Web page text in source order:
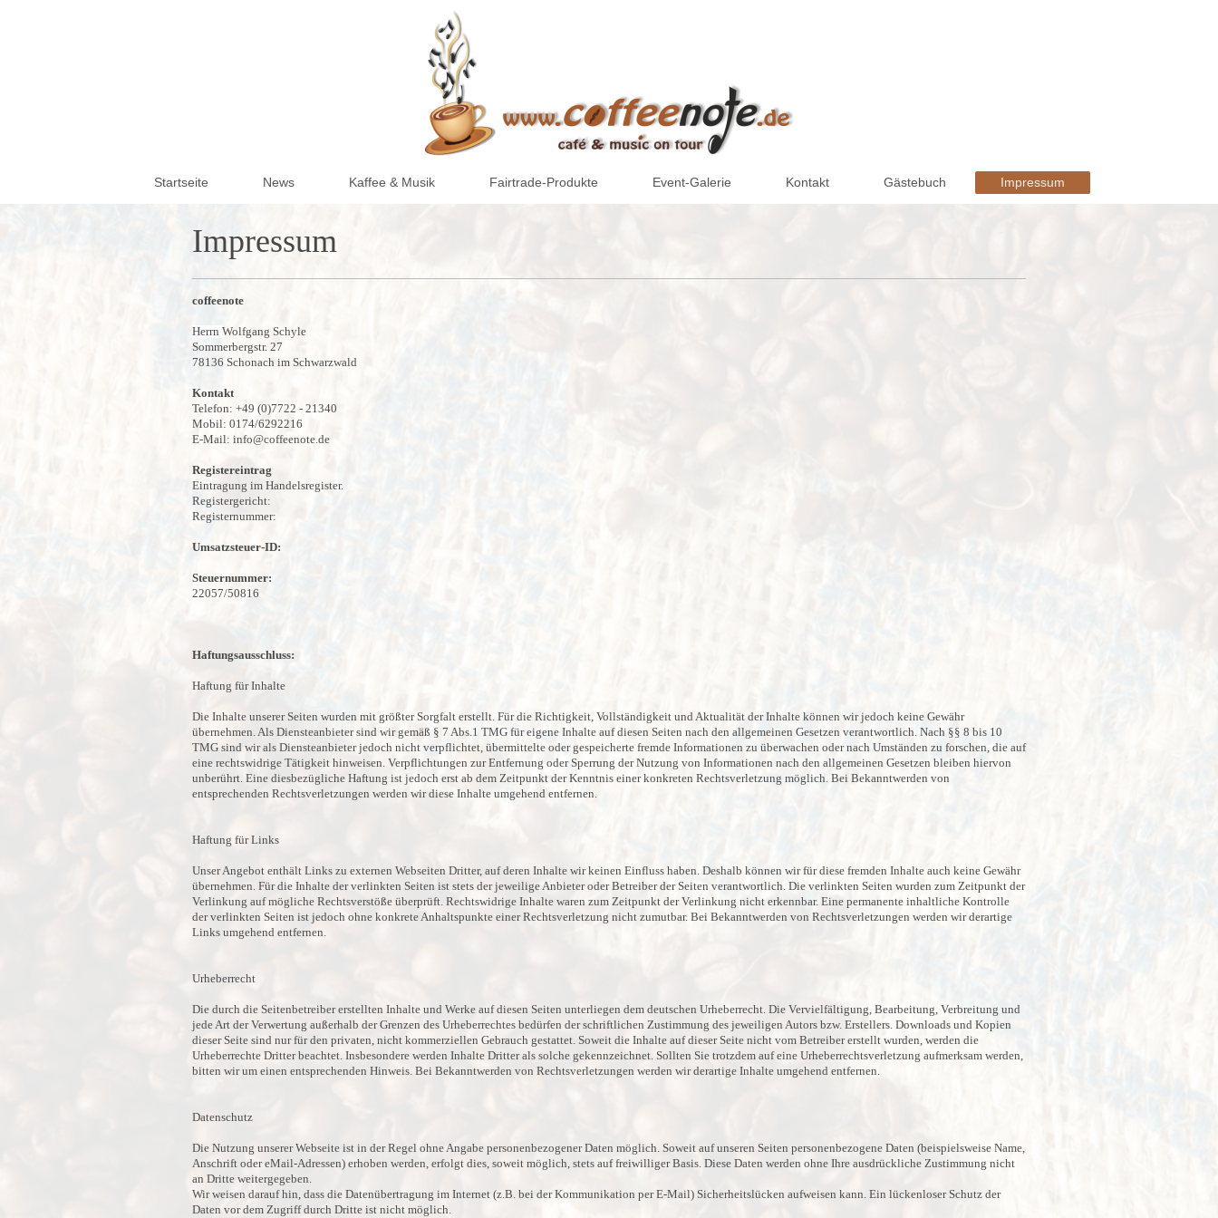
Startseite News Kaffee & Musik Fairtrade-Produkte Event-Galerie Kontakt Gästebuch Impressum
Impressum
coffeenote
Herrn Wolfgang Schyle
Sommerbergstr. 27
78136 Schonach im Schwarzwald
Kontakt
Telefon: +49 (0)7722 - 21340
Mobil: 0174/6292216
E-Mail: info@coffeenote.de
Registereintrag
Eintragung im Handelsregister.
Registergericht:
Registernummer:
Umsatzsteuer-ID:
Steuernummer:
22057/50816
Haftungsausschluss:
Haftung für Inhalte
Die Inhalte unserer Seiten wurden mit größter Sorgfalt erstellt. Für die Richtigkeit, Vollständigkeit und Aktualität der Inhalte können wir jedoch keine Gewähr
übernehmen. Als Diensteanbieter sind wir gemäß § 7 Abs.1 TMG für eigene Inhalte auf diesen Seiten nach den allgemeinen Gesetzen verantwortlich. Nach §§ 8 bis 10
TMG sind wir als Diensteanbieter jedoch nicht verpflichtet, übermittelte oder gespeicherte fremde Informationen zu überwachen oder nach Umständen zu forschen, die auf
eine rechtswidrige Tätigkeit hinweisen. Verpflichtungen zur Entfernung oder Sperrung der Nutzung von Informationen nach den allgemeinen Gesetzen bleiben hiervon
unberührt. Eine diesbezügliche Haftung ist jedoch erst ab dem Zeitpunkt der Kenntnis einer konkreten Rechtsverletzung möglich. Bei Bekanntwerden von
entsprechenden Rechtsverletzungen werden wir diese Inhalte umgehend entfernen.
Haftung für Links
Unser Angebot enthält Links zu externen Webseiten Dritter, auf deren Inhalte wir keinen Einfluss haben. Deshalb können wir für diese fremden Inhalte auch keine Gewähr
übernehmen. Für die Inhalte der verlinkten Seiten ist stets der jeweilige Anbieter oder Betreiber der Seiten verantwortlich. Die verlinkten Seiten wurden zum Zeitpunkt der
Verlinkung auf mögliche Rechtsverstöße überprüft. Rechtswidrige Inhalte waren zum Zeitpunkt der Verlinkung nicht erkennbar. Eine permanente inhaltliche Kontrolle
der verlinkten Seiten ist jedoch ohne konkrete Anhaltspunkte einer Rechtsverletzung nicht zumutbar. Bei Bekanntwerden von Rechtsverletzungen werden wir derartige
Links umgehend entfernen.
Urheberrecht
Die durch die Seitenbetreiber erstellten Inhalte und Werke auf diesen Seiten unterliegen dem deutschen Urheberrecht. Die Vervielfältigung, Bearbeitung, Verbreitung und
jede Art der Verwertung außerhalb der Grenzen des Urheberrechtes bedürfen der schriftlichen Zustimmung des jeweiligen Autors bzw. Erstellers. Downloads und Kopien
dieser Seite sind nur für den privaten, nicht kommerziellen Gebrauch gestattet. Soweit die Inhalte auf dieser Seite nicht vom Betreiber erstellt wurden, werden die
Urheberrechte Dritter beachtet. Insbesondere werden Inhalte Dritter als solche gekennzeichnet. Sollten Sie trotzdem auf eine Urheberrechtsverletzung aufmerksam werden,
bitten wir um einen entsprechenden Hinweis. Bei Bekanntwerden von Rechtsverletzungen werden wir derartige Inhalte umgehend entfernen.
Datenschutz
Die Nutzung unserer Webseite ist in der Regel ohne Angabe personenbezogener Daten möglich. Soweit auf unseren Seiten personenbezogene Daten (beispielsweise Name,
Anschrift oder eMail-Adressen) erhoben werden, erfolgt dies, soweit möglich, stets auf freiwilliger Basis. Diese Daten werden ohne Ihre ausdrückliche Zustimmung nicht
an Dritte weitergegeben.
Wir weisen darauf hin, dass die Datenübertragung im Internet (z.B. bei der Kommunikation per E-Mail) Sicherheitslücken aufweisen kann. Ein lückenloser Schutz der
Daten vor dem Zugriff durch Dritte ist nicht möglich.